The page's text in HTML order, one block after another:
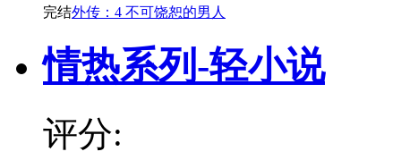
完结外传：4 不可饶恕的男人
情热系列-轻小说
评分: